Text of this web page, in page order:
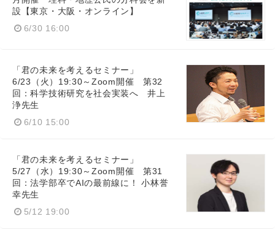
設【東京・大阪・オンライン】
6/30 16:00
「君の未来を考えるセミナー」
6/23（火）19:30～Zoom開催 第32
回：科学技術研究を社会実装へ 井上
浄先生
6/10 15:00
「君の未来を考えるセミナー」
5/27（水）19:30～Zoom開催 第31
回：法学部卒でAIの最前線に！ 小林誉
幸先生
5/12 19:00